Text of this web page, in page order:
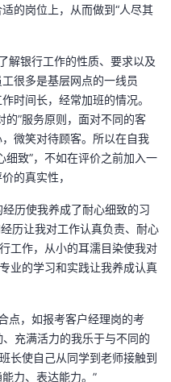
的岗位上，从而做到“人尽其
解银行工作的性质、要求以及
很多是基层网点的一线员
时间长，经常加班的情况。
的”服务原则，面对不同的客
微笑对待顾客。所以在自我
细致”，不如在评价之前加入一
的真实性，
历使我养成了耐心细致的习
历让我对工作认真负责、耐心
工作，从小的耳濡目染使我对
业的学习和实践让我养成认真
点，如报考客户经理岗的考
、充满活力的我乐于与不同的
长使自己从同学到老师接触到
力、表达能力。”